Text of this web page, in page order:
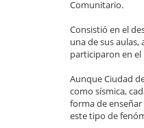
Comunitario.
Consistió en el
una de sus
participaron en
Aunque Ciudad
como sísmica,
forma de
este tipo de